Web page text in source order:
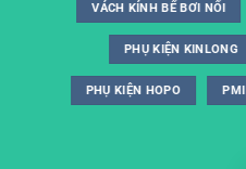
VÁCH KÍNH BỂ BƠI NỔI
PHỤ KIỆN KINLONG
PHỤ KIỆN HOPO PMI